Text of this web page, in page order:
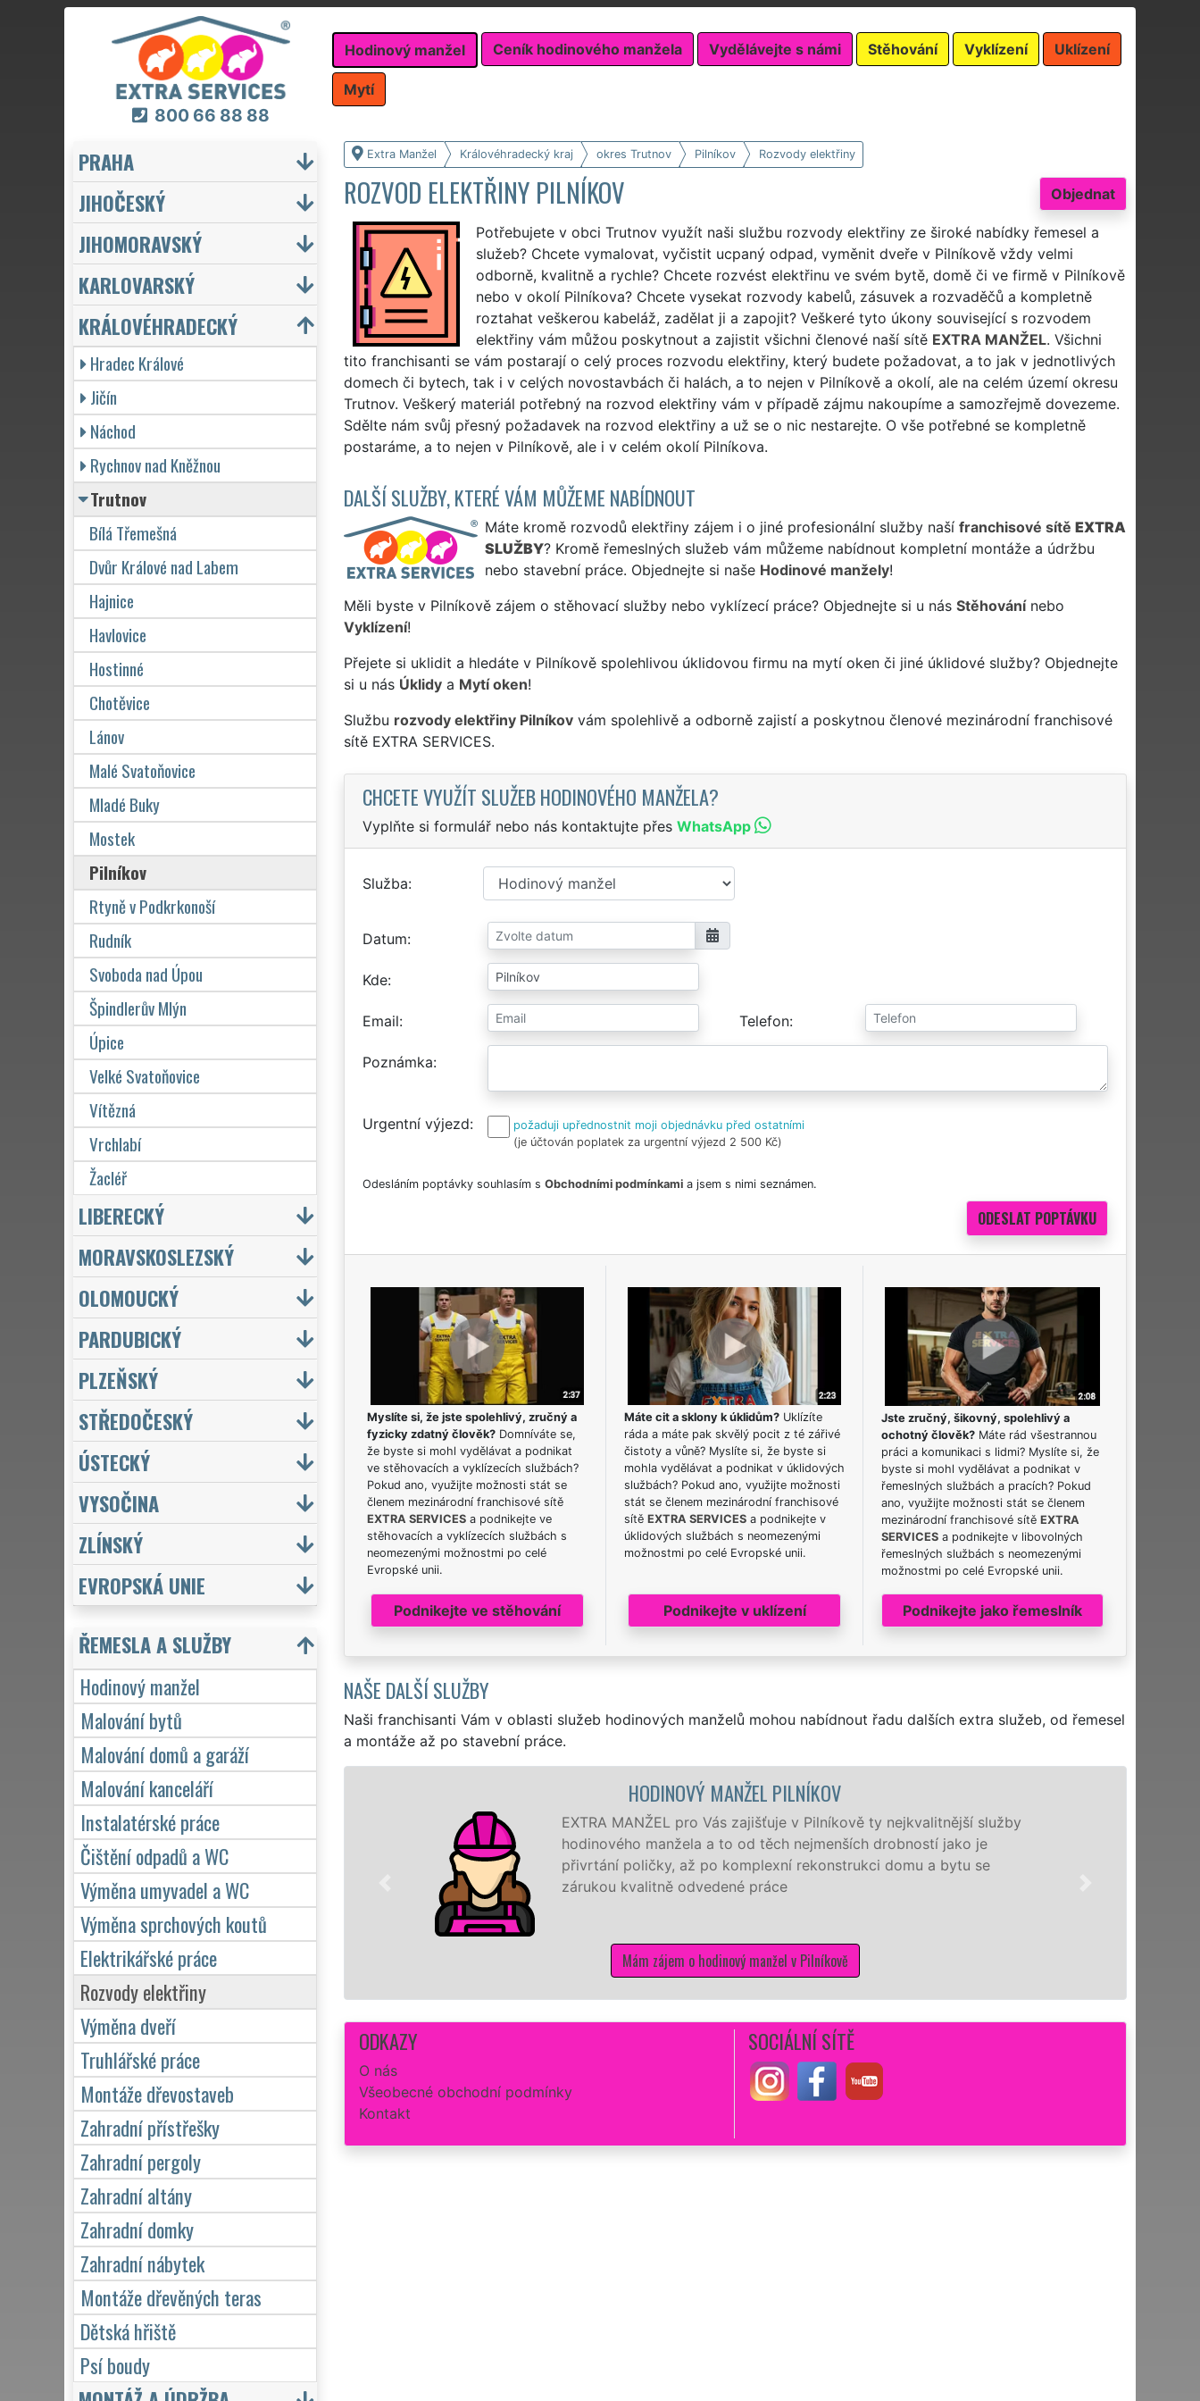
800 66 88 88
Hodinový manžel Ceník hodinového manžela Vydělávejte s námi Stěhování Vyklízení Uklízení
Mytí
Extra Manžel Královéhradecký kraj okres Trutnov Pilníkov Rozvody elektřiny
Objednat
ROZVOD ELEKTŘINY PILNÍKOV
Potřebujete v obci Trutnov využít naši službu rozvody elektřiny ze široké nabídky řemesel a
služeb? Chcete vymalovat, vyčistit ucpaný odpad, vyměnit dveře v Pilníkově vždy velmi
odborně, kvalitně a rychle? Chcete rozvést elektřinu ve svém bytě, domě či ve firmě v Pilníkově
nebo v okolí Pilníkova? Chcete vysekat rozvody kabelů, zásuvek a rozvaděčů a kompletně
roztahat veškerou kabeláž, zadělat ji a zapojit? Veškeré tyto úkony související s rozvodem
elektřiny vám můžou poskytnout a zajistit všichni členové naší sítě EXTRA MANŽEL. Všichni
tito franchisanti se vám postarají o celý proces rozvodu elektřiny, který budete požadovat, a to jak v jednotlivých
domech či bytech, tak i v celých novostavbách či halách, a to nejen v Pilníkově a okolí, ale na celém území okresu
Trutnov. Veškerý materiál potřebný na rozvod elektřiny vám v případě zájmu nakoupíme a samozřejmě dovezeme.
Sdělte nám svůj přesný požadavek na rozvod elektřiny a už se o nic nestarejte. O vše potřebné se kompletně
postaráme, a to nejen v Pilníkově, ale i v celém okolí Pilníkova.
DALŠÍ SLUŽBY, KTERÉ VÁM MŮŽEME NABÍDNOUT
Máte kromě rozvodů elektřiny zájem i o jiné profesionální služby naší franchisové sítě EXTRA
SLUŽBY? Kromě řemeslných služeb vám můžeme nabídnout kompletní montáže a údržbu
nebo stavební práce. Objednejte si naše Hodinové manžely!
Měli byste v Pilníkově zájem o stěhovací služby nebo vyklízecí práce? Objednejte si u nás Stěhovánínebo
Vyklízení!
Přejete si uklidit a hledáte v Pilníkově spolehlivou úklidovou firmu na mytí oken či jiné úklidové služby? Objednejte
si u nás Úklidya Mytí oken!
Službu rozvody elektřiny Pilníkovvám spolehlivě a odborně zajistí a poskytnou členové mezinárodní franchisové
sítě EXTRA SERVICES.
CHCETE VYUŽÍT SLUŽEB HODINOVÉHO MANŽELA?
Vyplňte si formulář nebo nás kontaktujte přes WhatsApp
Služba
Datum
Kde
Email Telefon
Poznámka
Urgentní výjezd
požaduji upřednostnit moji objednávku před ostatními
(je účtován poplatek za urgentní výjezd 2 500 Kč)
Odesláním poptávky souhlasím s Obchodními podmínkamia jsem s nimi seznámen.
Myslíte si, že jste spolehlivý, zručný a
fyzicky zdatný člověk?Domníváte se,
že byste si mohl vydělávat a podnikat
ve stěhovacích a vyklízecích službách?
Pokud ano, využijte možnosti stát se
členem mezinárodní franchisové sítě
EXTRA SERVICESa podnikejte ve
stěhovacích a vyklízecích službách s
neomezenými možnostmi po celé
Evropské unii.
Podnikejte ve stěhování
Máte cit a sklony k úklidům?Uklízíte
ráda a máte pak skvělý pocit z té zářivé
čistoty a vůně? Myslíte si, že byste si
mohla vydělávat a podnikat v úklidových
službách? Pokud ano, využijte možnosti
stát se členem mezinárodní franchisové
sítě EXTRA SERVICESa podnikejte v
úklidových službách s neomezenými
možnostmi po celé Evropské unii.
Podnikejte v uklízení
Jste zručný, šikovný, spolehlivý a
ochotný člověk? Máte rád všestrannou
práci a komunikaci s lidmi? Myslíte si, že
byste si mohl vydělávat a podnikat v
řemeslných službách a pracích? Pokud
ano, využijte možnosti stát se členem
mezinárodní franchisové sítěEXTRA
SERVICES a podnikejte v libovolných
řemeslných službách s neomezenými
možnostmi po celé Evropské unii.
Podnikejte jako řemeslník
NAŠE DALŠÍ SLUŽBY
Naši franchisanti Vám v oblasti služeb hodinových manželů mohou nabídnout řadu dalších extra služeb, od řemesel
a montáže až po stavební práce.
HODINOVÝ MANŽEL PILNÍKOV
EXTRA MANŽEL pro Vás zajišťuje v Pilníkově ty nejkvalitnější služby
hodinového manžela a to od těch nejmenších drobností jako je
přivrtání poličky, až po komplexní rekonstrukci domu a bytu se
zárukou kvalitně odvedené práce
Mám zájem o hodinový manžel v Pilníkově
ODKAZY
O nás
Všeobecné obchodní podmínky
Kontakt
SOCIÁLNÍ SÍTĚ
PRAHA
JIHOČESKÝ
JIHOMORAVSKÝ
KARLOVARSKÝ
KRÁLOVÉHRADECKÝ
Hradec Králové
Jičín
Náchod
Rychnov nad Kněžnou
Trutnov
Bílá Třemešná
Dvůr Králové nad Labem
Hajnice
Havlovice
Hostinné
Chotěvice
Lánov
Malé Svatoňovice
Mladé Buky
Mostek
Pilníkov
Rtyně v Podkrkonoší
Rudník
Svoboda nad Úpou
Špindlerův Mlýn
Úpice
Velké Svatoňovice
Vítězná
Vrchlabí
Žacléř
LIBERECKÝ
MORAVSKOSLEZSKÝ
OLOMOUCKÝ
PARDUBICKÝ
PLZEŇSKÝ
STŘEDOČESKÝ
ÚSTECKÝ
VYSOČINA
ZLÍNSKÝ
EVROPSKÁ UNIE
ŘEMESLA A SLUŽBY
Hodinový manžel
Malování bytů
Malování domů a garáží
Malování kanceláří
Instalatérské práce
Čištění odpadů a WC
Výměna umyvadel a WC
Výměna sprchových koutů
Elektrikářské práce
Rozvody elektřiny
Výměna dveří
Truhlářské práce
Montáže dřevostaveb
Zahradní přístřešky
Zahradní pergoly
Zahradní altány
Zahradní domky
Zahradní nábytek
Montáže dřevěných teras
Dětská hřiště
Psí boudy